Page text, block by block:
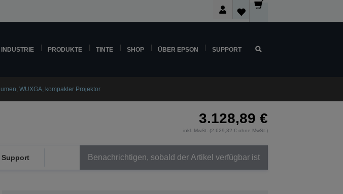
INDUSTRIE PRODUKTE TINTE SHOP ÜBER EPSON SUPPORT
WUXGA, kompakter Projektor
3.128,89 €
inkl. MwSt. (2.629,32 € ohne MwSt.)
Support Benachrichtigen, sobald der Artikel verfügbar ist